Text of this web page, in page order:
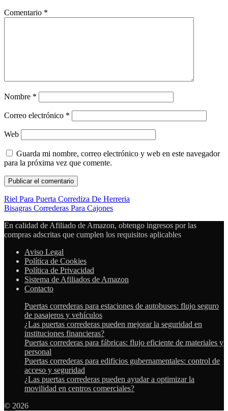
Comentario *
Nombre *
Correo electrónico *
Web
Guarda mi nombre, correo electrónico y web en este navegador
para la próxima vez que comente.
Riel Para Puerta Corrediza De Herreria
Bisagras Correderas Para Cajones
En calidad de Afiliado de Amazon, obtengo ingresos por las
compras adscritas que cumplen los requisitos aplicables
Aviso Legal
Política de Cookies
Política de Privacidad
Sistema de Afiliados de Amazon
Contacto
Puertas correderas para estaciones de autobuses: flujo seguro
de pasajeros y vehículos
¿Las puertas correderas pueden mejorar la seguridad en
instituciones financieras?
Puertas correderas para fábricas: flujo eficiente de materiales y
personal
Puertas correderas para edificios gubernamentales: control de
acceso y seguridad
¿Las puertas correderas pueden ayudar a optimizar la
movilidad en centros comerciales?
© 2026